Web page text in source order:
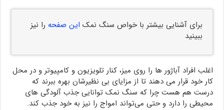
برای آشنایی بیشتر با خواص سنگ نمک این صفحه را نیز
ببینید
اغلب افراد آباژور ها را روی میز، کنار تلویزیون و کامپیوتر و در محل
کار خود قرار می دهند تا از مزایای بی نظیرشان بهره ببرند که
درست هم هست چرا که سنگ نمک توانایی جذب آلودگی های
محیطی را دارد و حتی می‌تواند امواج را نیز به خود جذب کند.